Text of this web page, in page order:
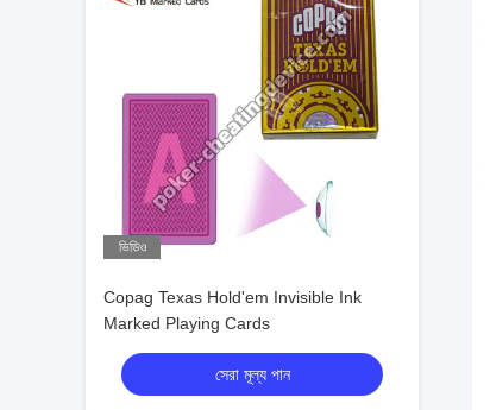
ভিডিও
Copag Texas Hold'em Invisible Ink
Marked Playing Cards
সেরা মূল্য পান